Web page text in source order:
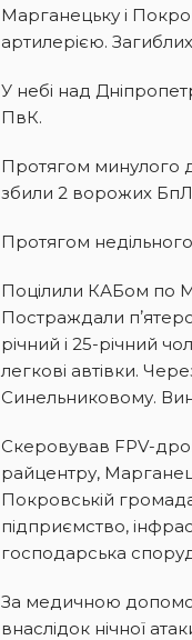
Марганецьку і
артилерією.
У небі над
ПвК.
Протягом минулого
збили 2 ворожих
Протягом недільного
Поцілили КАБом по
Постраждали
річний і 25-річний
легкові автівки.
Синельниковому.
Скеровував FPV-
райцентру,
Покровській
підприємство,
господарська
За медичною
внаслідок нічної